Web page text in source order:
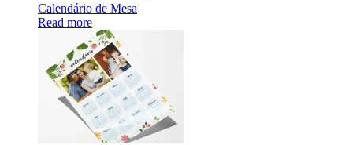
Calendário de Mesa
Read more